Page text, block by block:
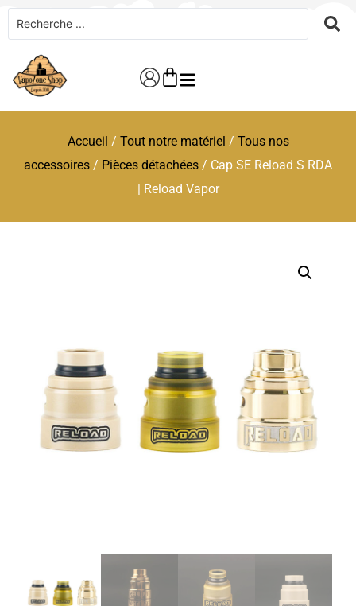
Accueil / Tout notre matériel / Tous nos
accessoires / Pièces détachées / Cap SE Reload S RDA
| Reload Vapor